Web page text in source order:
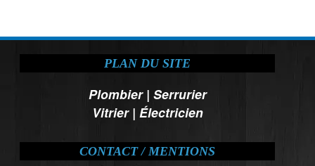
PLAN DU SITE
Plombier| Serrurier
Vitrier| Électricien
CONTACT / MENTIONS